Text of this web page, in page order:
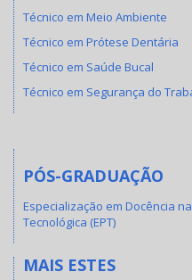
Técnico em Meio Ambiente
Técnico em Prótese Dentária
Técnico em Saúde Bucal
Técnico em Segurança do
PÓS-GRADUAÇÃO
Especialização em Docência
Tecnológica (EPT)
MAIS ESTES